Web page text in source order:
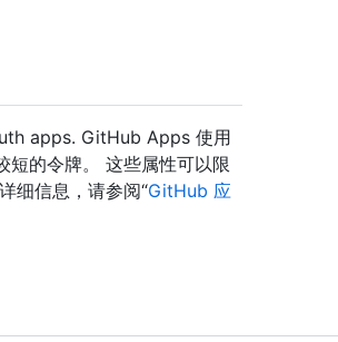
apps. GitHub Apps 使用
短的令牌。 这些属性可以限
细信息，请参阅“GitHub 应